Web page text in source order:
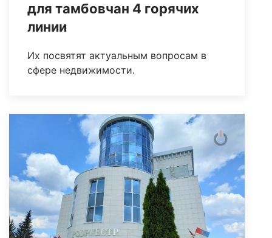
для тамбовчан 4 горячих
линии
Их посвятят актуальным вопросам в
сфере недвижимости.